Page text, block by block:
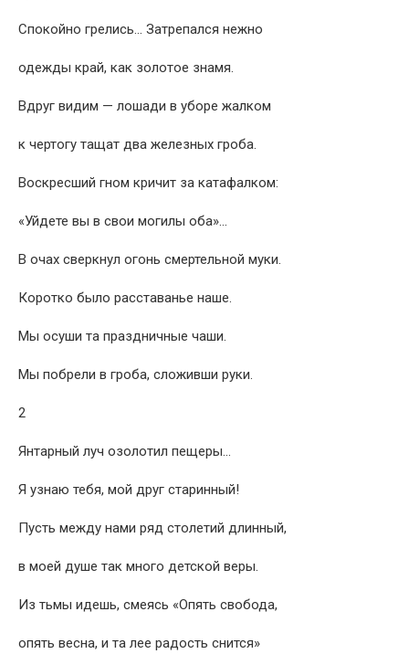
Спокойно грелись… Затрепался нежно
одежды край, как золотое знамя.
Вдруг видим — лошади в уборе жалком
к чертогу тащат два железных гроба.
Воскресший гном кричит за катафалком:
«Уйдете вы в свои могилы оба»…
В очах сверкнул огонь смертельной муки.
Коротко было расставанье наше.
Мы осуши та праздничные чаши.
Мы побрели в гроба, сложивши руки.
2
Янтарный луч озолотил пещеры…
Я узнаю тебя, мой друг старинный!
Пусть между нами ряд столетий длинный,
в моей душе так много детской веры.
Из тьмы идешь, смеясь «Опять свобода,
опять весна, и та лее радость снится»